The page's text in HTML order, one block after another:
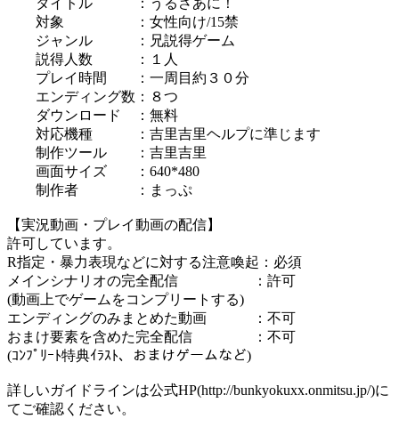
タイトル ：うるさあに！
対象 ：女性向け/15禁
ジャンル ：兄説得ゲーム
説得人数 ：１人
プレイ時間 ：一周目約３０分
エンディング数：８つ
ダウンロード ：無料
対応機種 ：吉里吉里ヘルプに準じます
制作ツール ：吉里吉里
画面サイズ ：640*480
制作者 ：まっぷ
【実況動画・プレイ動画の配信】
許可しています。
R指定・暴力表現などに対する注意喚起：必須
メインシナリオの完全配信 ：許可
(動画上でゲームをコンプリートする)
エンディングのみまとめた動画 ：不可
おまけ要素を含めた完全配信 ：不可
(ｺﾝﾌﾟﾘｰﾄ特典ｲﾗｽﾄ、おまけゲームなど)
詳しいガイドラインは公式HP(http://bunkyokuxx.onmitsu.jp/)に
てご確認ください。